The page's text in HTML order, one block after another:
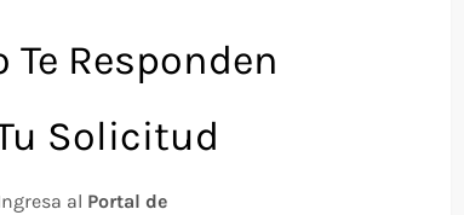
Te Responden
Solicitud
al Portal de